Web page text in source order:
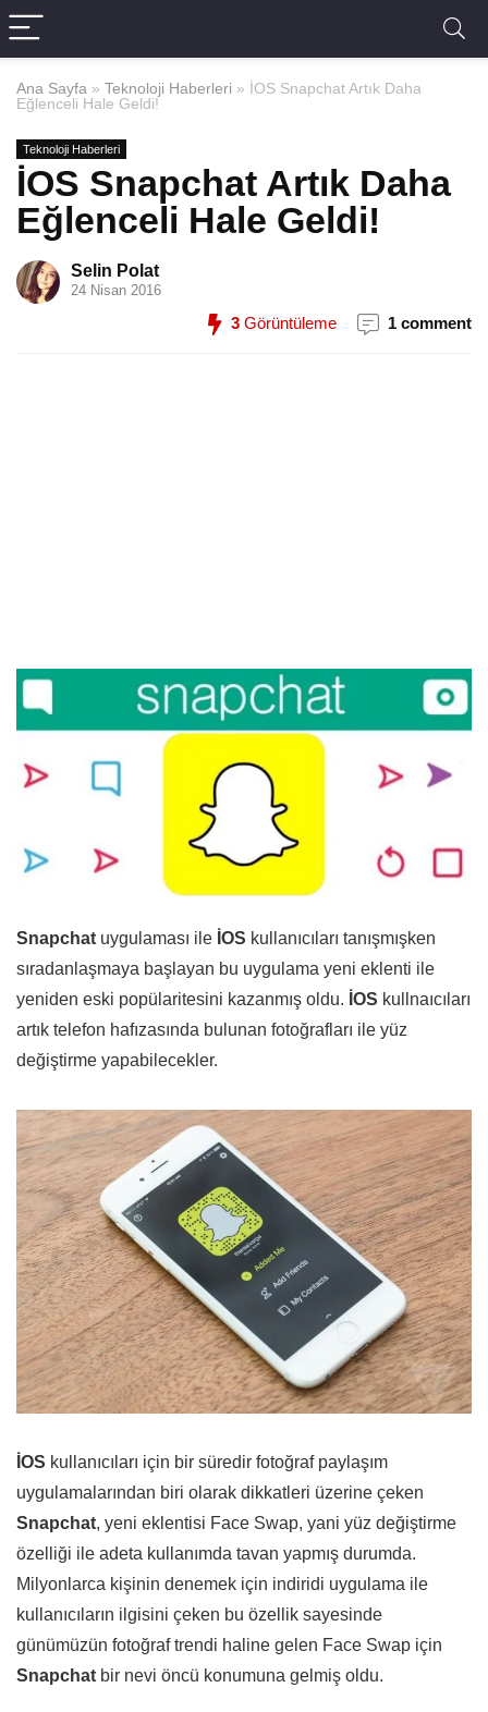
Ana Sayfa » Teknoloji Haberleri » İOS Snapchat Artık Daha
Eğlenceli Hale Geldi!
Teknoloji Haberleri
İOS Snapchat Artık Daha
Eğlenceli Hale Geldi!
Selin Polat
24 Nisan 2016
3 Görüntüleme 1 comment
Snapchat uygulaması ile İOS kullanıcıları tanışmışken
sıradanlaşmaya başlayan bu uygulama yeni eklenti ile
yeniden eski popülaritesini kazanmış oldu. İOS kullnaıcıları
artık telefon hafızasında bulunan fotoğrafları ile yüz
değiştirme yapabilecekler.
İOS kullanıcıları için bir süredir fotoğraf paylaşım
uygulamalarından biri olarak dikkatleri üzerine çeken
Snapchat, yeni eklentisi Face Swap, yani yüz değiştirme
özelliği ile adeta kullanımda tavan yapmış durumda.
Milyonlarca kişinin denemek için indiridi uygulama ile
kullanıcıların ilgisini çeken bu özellik sayesinde
günümüzün fotoğraf trendi haline gelen Face Swap için
Snapchat bir nevi öncü konumuna gelmiş oldu.